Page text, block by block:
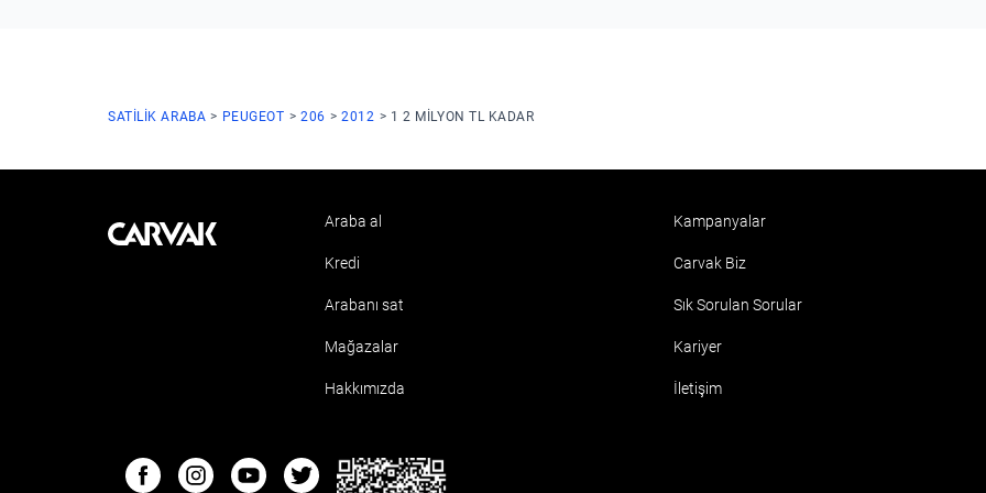
SATILIK ARABA PEUGEOT 206 2012 1 2 MILYON TL KADAR
Kavak Araba al
Kredi
Arabanı sat
Mağazalar
Hakkımızda
Kampanyalar
Carvak Biz
Sık Sorulan Sorular
Kariyer
İletişim
FacebookInstagramYoutubeTwitter
ETBIS